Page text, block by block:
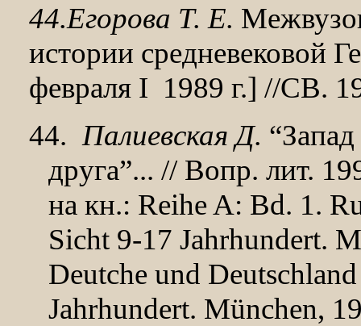
44.Егорова Т. Е.
истории средневековой
февраля I 1989 г.] //СВ.
44. Палиевская Д.
друга”... // Вопр. лит.
на кн.: Reihe A: Bd. 1.
Sicht 9-17 Jahrhundert.
Deutche und
Jahrhundert. München,